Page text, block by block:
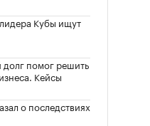
Кубы ищут
помог решить
Кейсы
о последствиях